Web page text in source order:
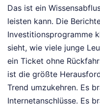
Das ist ein
leisten kann. Die
Investitionsprogramme
sieht, wie viele junge
ein Ticket ohne
ist die größte
Trend umzukehren. Es
Internetanschlüsse. Es